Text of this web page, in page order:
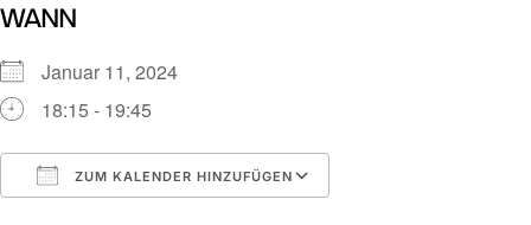
WANN
Januar 11, 2024
18:15 - 19:45
ZUM KALENDER HINZUFÜGEN